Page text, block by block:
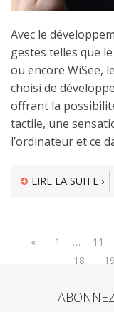
Avec le
gestes telles que
ou encore WiSee,
choisi de
offrant la
tactile, une
l’ordinateur et ce
LIRE LA SUITE ›
« 1 … 11
18
19